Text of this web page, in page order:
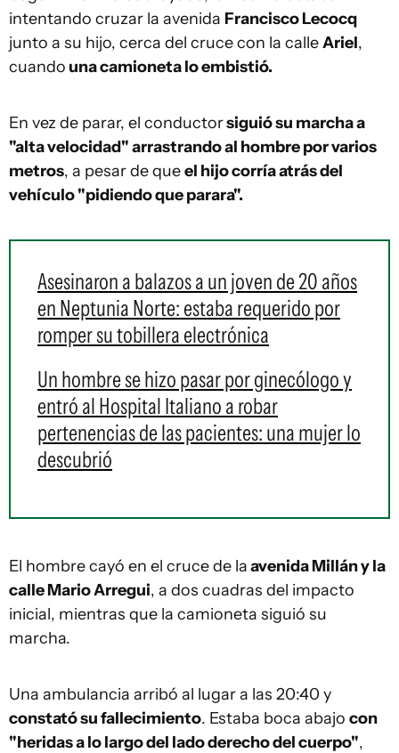
intentando cruzar la avenida Francisco Lecocq
junto a su hijo, cerca del cruce con la calleAriel,
cuando una camioneta lo embistió.
En vez de parar, el conductorsiguió su marcha a
"alta velocidad" arrastrando al hombre por varios
metros, a pesar de queel hijo corría atrás del
vehículo "pidiendo que parara".
Asesinaron a balazos a un joven de 20 años
en Neptunia Norte: estaba requerido por
romper su tobillera electrónica
Un hombre se hizo pasar por ginecólogo y
entró al Hospital Italiano a robar
pertenencias de las pacientes: una mujer lo
descubrió
El hombre cayó en el cruce de laavenida Millán y la
calle Mario Arregui, a dos cuadras del impacto
inicial, mientras que la camioneta siguió su
marcha.
Una ambulancia arribó al lugar a las 20:40 y
constató su fallecimiento. Estaba boca abajo con
"heridas a lo largo del lado derecho del cuerpo",